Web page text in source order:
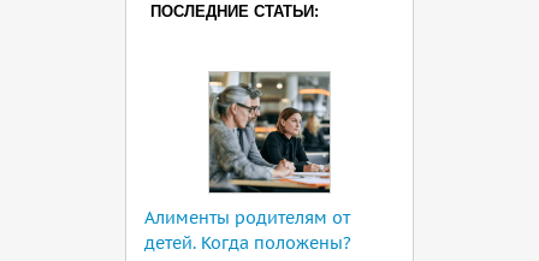
ПОСЛЕДНИЕ СТАТЬИ:
Алименты родителям от
детей. Когда положены?